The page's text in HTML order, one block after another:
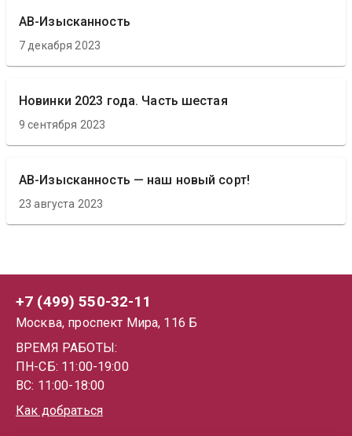
АВ-Изысканность
7 декабря 2023
Новинки 2023 года. Часть шестая
9 сентября 2023
АВ-Изысканность — наш новый сорт!
23 августа 2023
+7 (499) 550-32-11
Москва, проспект Мира, 116 Б
ВРЕМЯ РАБОТЫ:
ПН-СБ: 11:00-19:00
ВС: 11:00-18:00
Как добраться